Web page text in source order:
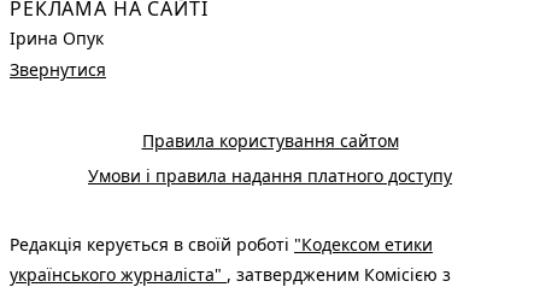
РЕКЛАМА НА САЙТІ
Ірина Опук
Звернутися
Правила користування сайтом
Умови і правила надання платного доступу
Редакція керується в своїй роботі "Кодексом етики
українського журналіста" , затвердженим Комісією з